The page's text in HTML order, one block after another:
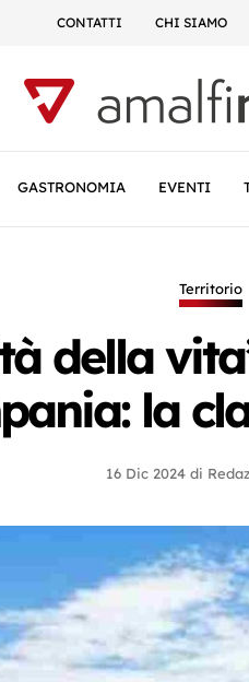
CONTATTI CHI SIAMO
GASTRONOMIA EVENTI
Territorio
della
la
16 Dic 2024 di